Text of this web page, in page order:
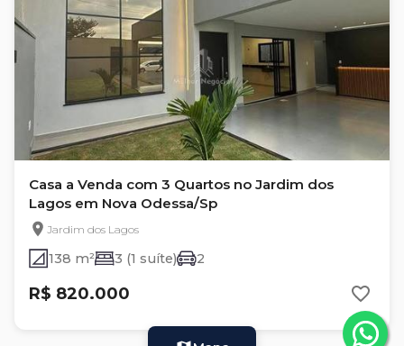
Casa a Venda com 3 Quartos no Jardim dos
Lagos em Nova Odessa/Sp
Jardim dos Lagos
138 m² 3 (1 suíte) 2
R$ 820.000